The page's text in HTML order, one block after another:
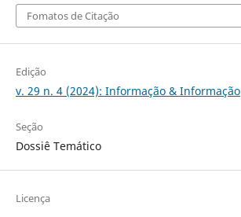
Fomatos de Citação
Edição
v. 29 n. 4 (2024): Informação & Informação
Seção
Dossiê Temático
Licença